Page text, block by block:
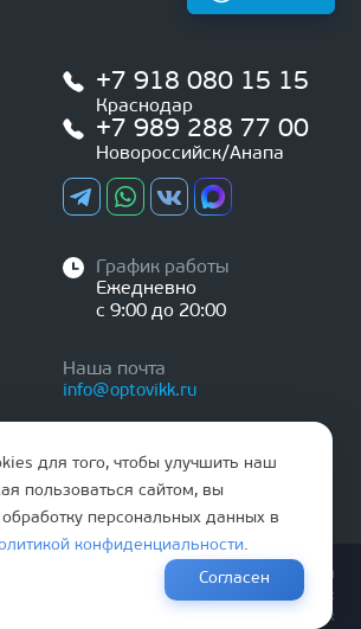
+7 918 080 15 15
Краснодар
+7 989 288 77 00
Новороссийск/Анапа
График работы
Ежедневно
с 9:00 до 20:00
Наша почта
info@optovikk.ru
эксплутации входных и межкомнатных дверей
Политика обработки персональных данных
Согласие на обработку персональных данных
для того, чтобы улучшить наш
пользоваться сайтом, вы
персональных данных в
конфиденциальности.
Согласен